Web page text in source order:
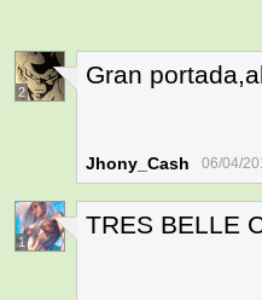
2
Gran
Jhony_Cash 06/04/
1
TRES BELLE